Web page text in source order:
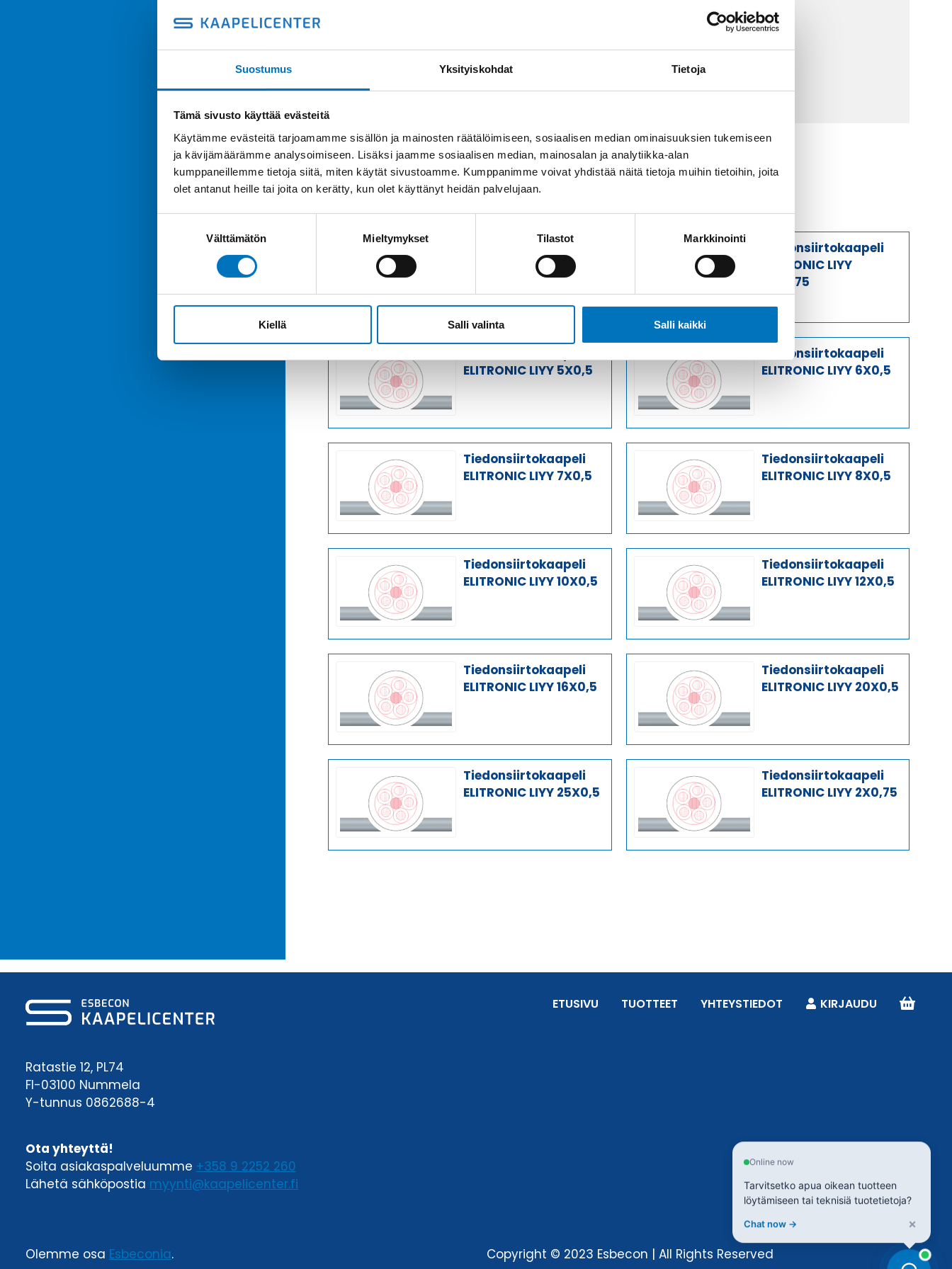
Suostumus Yksityiskohdat Tietoja
Tämä sivusto käyttää evästeitä
Käytämme evästeitä tarjoamamme sisällön ja mainosten räätälöimiseen, sosiaalisen median ominaisuuksien tukemiseen
ja kävijämäärämme analysoimiseen. Lisäksi jaamme sosiaalisen median, mainosalan ja analytiikka-alan
kumppaneillemme tietoja siitä, miten käytät sivustoamme. Kumppanimme voivat yhdistää näitä tietoja muihin tietoihin, joita
olet antanut heille tai joita on kerätty, kun olet käyttänyt heidän palvelujaan.
Välttämätön Mieltymykset Tilastot Markkinointi
Kiellä Salli valinta Salli kaikki
auttaa.
Tai lähetä sähköpostia
myynti@kaapelicenter.fi
Saman kaapelin eri versiot
Tiedonsiirtokaapeli
ELITRONIC LIYY 8X0,75
Tiedonsiirtokaapeli
ELITRONIC LIYY
10X0,75
ELITRONIC LIYY 5X0,5
Tiedonsiirtokaapeli
ELITRONIC LIYY 6X0,5
Tiedonsiirtokaapeli
ELITRONIC LIYY 7X0,5
Tiedonsiirtokaapeli
ELITRONIC LIYY 8X0,5
Tiedonsiirtokaapeli
ELITRONIC LIYY 10X0,5
Tiedonsiirtokaapeli
ELITRONIC LIYY 12X0,5
Tiedonsiirtokaapeli
ELITRONIC LIYY 16X0,5
Tiedonsiirtokaapeli
ELITRONIC LIYY 20X0,5
Tiedonsiirtokaapeli
ELITRONIC LIYY 25X0,5
Tiedonsiirtokaapeli
ELITRONIC LIYY 2X0,75
Ratastie 12, PL74
FI-03100 Nummela
Y-tunnus 0862688-4
Ota yhteyttä!
Soita asiakaspalveluumme +358 9 2252 260
Lähetä sähköpostia myynti@kaapelicenter.fi
ETUSIVU TUOTTEET YHTEYSTIEDOT KIRJAUDU
Olemme osa Esbeconia. Copyright © 2023 Esbecon | All Rights Reserved
Online now
Tarvitsetko apua oikean tuotteen
löytämiseen tai teknisiä tuotetietoja?
Chat now → ×